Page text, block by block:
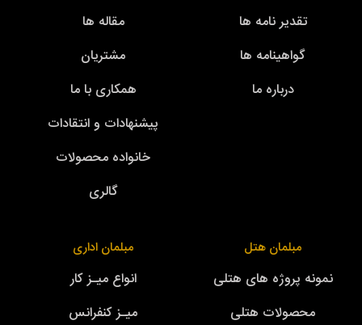
تقدیر نامه ها
گواهینامه ها
درباره ما
مقاله ها
مشتریان
همکاری با ما
پیشنهادات و انتقادات
خانواده محصولات
گالری
مبلمان هتل
نمونه پروژه های هتلی
محصولات هتلی
مبلمان اداری
انواع میـز کار
میـز کنفرانس